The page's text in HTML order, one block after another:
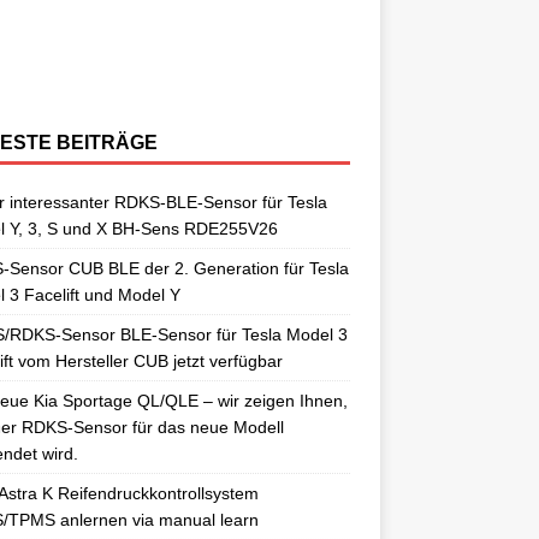
BEITRÄGE
interessanter RDKS-BLE-Sensor für Tesla
Y, 3, S und X BH-Sens RDE255V26
Sensor CUB BLE der 2. Generation für Tesla
3 Facelift und Model Y
RDKS-Sensor BLE-Sensor für Tesla Model 3
vom Hersteller CUB jetzt verfügbar
Kia Sportage QL/QLE – wir zeigen Ihnen,
RDKS-Sensor für das neue Modell
wird.
K Reifendruckkontrollsystem
TPMS anlernen via manual learn